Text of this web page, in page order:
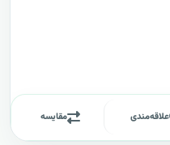
علاقه‌مندی مقایسه